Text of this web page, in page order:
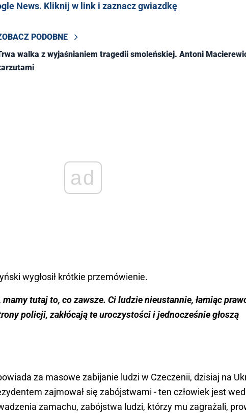
News. Kliknij w link i zaznacz gwiazdkę
PODOBNE
walka z wyjaśnianiem tragedii smoleńskiej. Antoni
ad
wygłosił krótkie przemówienie.
tutaj to, co zawsze. Ci ludzie nieustannie, łamiąc
policji, zakłócają te uroczystości i jednocześnie głoszą
za masowe zabijanie ludzi w Czeczenii, dzisiaj na
zajmował się zabójstwami - ten człowiek jest
zamachu, zabójstwa ludzi, którzy mu zagrażali,